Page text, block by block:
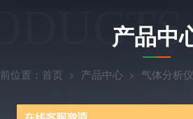
产品中
位置： 首页 产品中心 气体分析仪